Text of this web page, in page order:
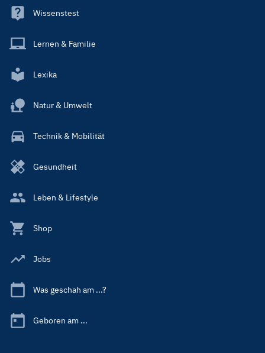
Wissenstest
Lernen & Familie
Lexika
Natur & Umwelt
Technik & Mobilität
Gesundheit
Leben & Lifestyle
Shop
Jobs
Was geschah am ...?
Geboren am ...